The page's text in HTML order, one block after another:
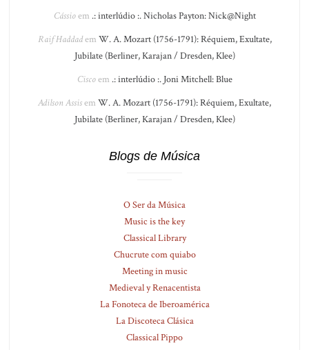
Cássioem .: interlúdio :. Nicholas Payton: Nick@Night
Raif Haddadem W. A. Mozart (1756-1791): Réquiem, Exultate,
Jubilate (Berliner, Karajan / Dresden, Klee)
Ciscoem .: interlúdio :. Joni Mitchell: Blue
Adilson Assisem W. A. Mozart (1756-1791): Réquiem, Exultate,
Jubilate (Berliner, Karajan / Dresden, Klee)
Blogs de Música
O Ser da Música
Music is the key
Classical Library
Chucrute com quiabo
Meeting in music
Medieval y Renacentista
La Fonoteca de Iberoamérica
La Discoteca Clásica
Classical Pippo